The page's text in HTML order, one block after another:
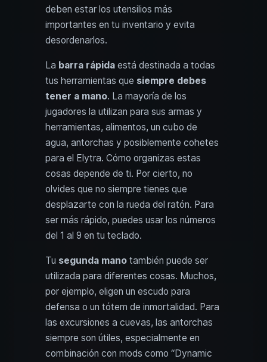
deben estar los utensilios más
importantes en tu inventario y evita
desordenarlos.
La barra rápida está destinada a todas
tus herramientas que siempre debes
tener a mano. La mayoría de los
jugadores la utilizan para sus armas y
herramientas, alimentos, un cubo de
agua, antorchas y posiblemente cohetes
para el Elytra. Cómo organizas estas
cosas depende de ti. Por cierto, no
olvides que no siempre tienes que
desplazarte con la rueda del ratón. Para
ser más rápido, puedes usar los números
del 1 al 9 en tu teclado.
Tu segunda mano también puede ser
utilizada para diferentes cosas. Muchos,
por ejemplo, eligen un escudo para
defensa o un tótem de inmortalidad. Para
las excursiones a cuevas, las antorchas
siempre son útiles, especialmente en
combinación con mods como “Dynamic